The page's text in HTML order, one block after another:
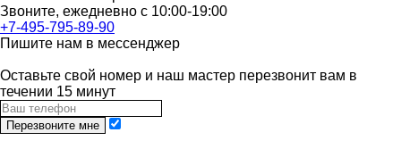
Звоните, ежедневно с 10:00-19:00
+7-495-795-89-90
Пишите нам в мессенджер
Оставьте свой номер и наш мастер перезвонит вам в
течении 15 минут
Перезвоните мне